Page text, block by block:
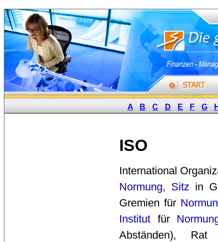
A B C D E F G
ISO
International
Normung, Sitz in
Gremien für
Institut für
Abständen),